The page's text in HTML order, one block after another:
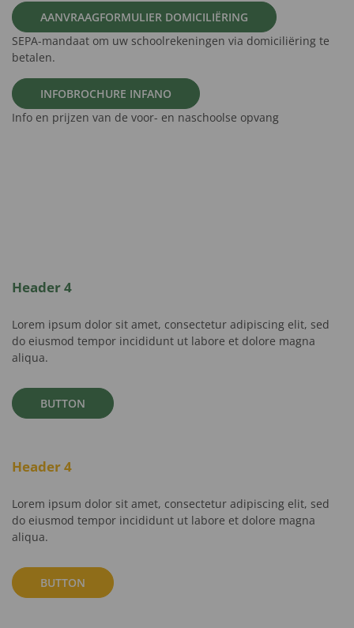
AANVRAAGFORMULIER DOMICILIËRING
SEPA-mandaat om uw schoolrekeningen via domiciliëring te
betalen.
INFOBROCHURE INFANO
Info en prijzen van de voor- en naschoolse opvang
Header 4
Lorem ipsum dolor sit amet, consectetur adipiscing elit, sed
do eiusmod tempor incididunt ut labore et dolore magna
aliqua.
BUTTON
Header 4
Lorem ipsum dolor sit amet, consectetur adipiscing elit, sed
do eiusmod tempor incididunt ut labore et dolore magna
aliqua.
BUTTON